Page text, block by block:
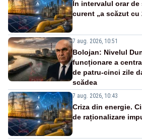
În intervalul orar
curent „a scăzut cu
7 aug. 2026, 10:51
Bolojan: Nivelul
funcționare a
de patru-cinci zile
scădea
7 aug. 2026, 10:43
Criza din energie.
de raționalizare